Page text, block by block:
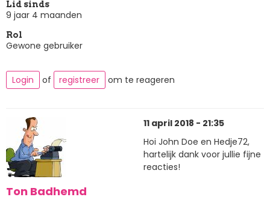
Lid sinds
9 jaar 4 maanden
Rol
Gewone gebruiker
Login of registreer om te reageren
Ton Badhemd
11 april 2018 - 21:35
Hoi John Doe en Hedje72,
hartelijk dank voor jullie fijne
reacties!